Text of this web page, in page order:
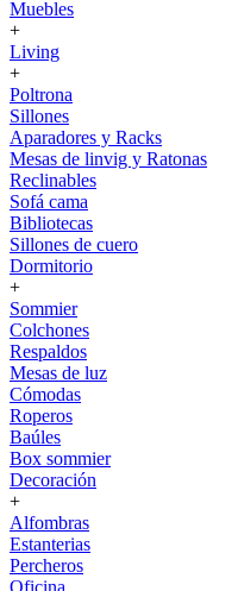
Muebles
+
Living
+
Poltrona
Sillones
Aparadores y Racks
Mesas de linvig y Ratonas
Reclinables
Sofá cama
Bibliotecas
Sillones de cuero
Dormitorio
+
Sommier
Colchones
Respaldos
Mesas de luz
Cómodas
Roperos
Baúles
Box sommier
Decoración
+
Alfombras
Estanterias
Percheros
Oficina